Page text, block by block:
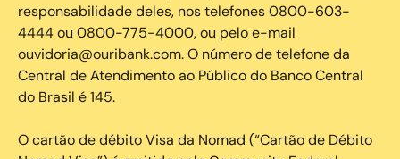
responsabilidade deles, nos telefones 0800-603-
4444 ou 0800-775-4000, ou pelo e-mail
ouvidoria@ouribank.com. O número de telefone da
Central de Atendimento ao Público do Banco Central
do Brasil é 145.
O cartão de débito Visa da Nomad (“Cartão de Débito